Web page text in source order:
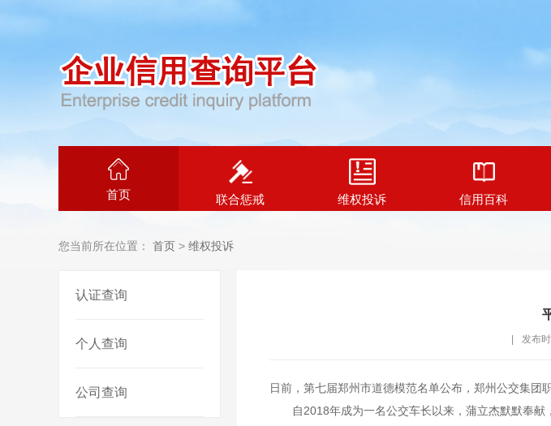
首页 联合惩戒 维权投诉 信用百科
您当前所在位置： 首页 > 维权投诉
认证查询
个人查询
公司查询
发布
日前，第七届郑州市道德模范名单公布，郑州公交集团
自2018年成为一名公交车长以来，蒲立杰默默奉献